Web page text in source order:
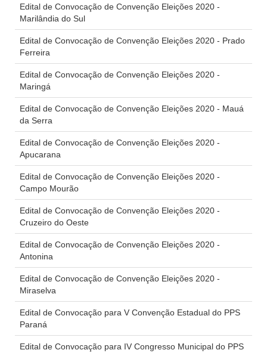
Edital de Convocação de Convenção Eleições 2020 -
Marilândia do Sul
Edital de Convocação de Convenção Eleições 2020 - Prado
Ferreira
Edital de Convocação de Convenção Eleições 2020 -
Maringá
Edital de Convocação de Convenção Eleições 2020 - Mauá
da Serra
Edital de Convocação de Convenção Eleições 2020 -
Apucarana
Edital de Convocação de Convenção Eleições 2020 -
Campo Mourão
Edital de Convocação de Convenção Eleições 2020 -
Cruzeiro do Oeste
Edital de Convocação de Convenção Eleições 2020 -
Antonina
Edital de Convocação de Convenção Eleições 2020 -
Miraselva
Edital de Convocação para V Convenção Estadual do PPS
Paraná
Edital de Convocação para IV Congresso Municipal do PPS